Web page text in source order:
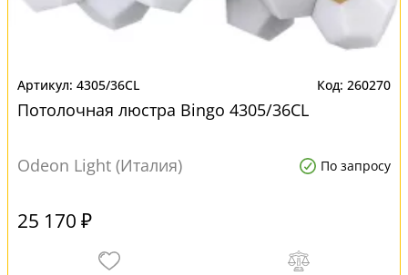
4305/36CL 260270
Потолочная люстра Bingo 4305/36CL
Odeon Light (Италия) По запросу
25 170 ₽